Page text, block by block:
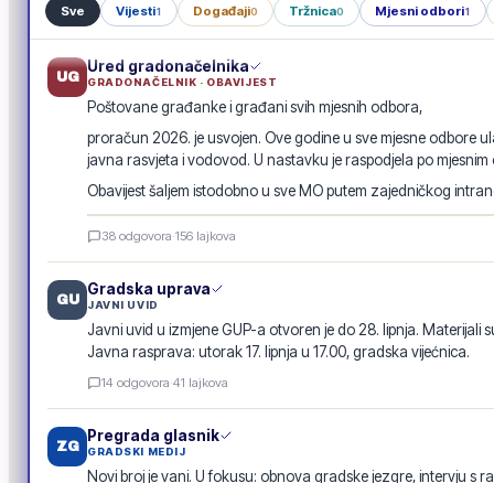
Sve Vijesti1 Događaji0 Tržnica0 Mjesni odbori1
UG
Ured gradonačelnika
GRADONAČELNIK · OBAVIJEST
Poštovane građanke i građani svih mjesnih odbora,
proračun 2026. je usvojen. Ove godine u sve mjesne odbore
javna rasvjeta i vodovod. U nastavku je raspodjela po mjesnim
Obavijest šaljem istodobno u sve MO putem zajedničkog
GRADSKA OBAVIJEST
Raspodjela investicija 2026. · po mjesnim odborima
38 odgovora·156 lajkova
GU
Gradska uprava
JAVNI UVID
Javni uvid u izmjene GUP-a otvoren je do 28. lipnja. Materijali
Javna rasprava: utorak 17. lipnja u 17.00, gradska vijećnica.
14 odgovora·41 lajkova
ZG
Pregrada glasnik
GRADSKI MEDIJ
Novi broj je vani. U fokusu: obnova gradske jezgre, intervju s